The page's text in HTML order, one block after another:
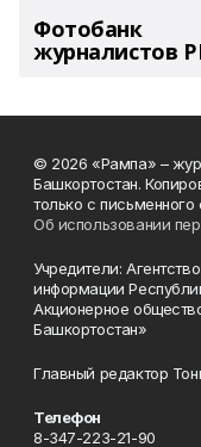
Фотобанк
журналистов
© 2026 «Рампа» –
Башкортостан.
только с
Об использовании
Учредители:
информации
Акционерное
Башкортостан»
Главный редактор
Телефон
8-347-223-21-90